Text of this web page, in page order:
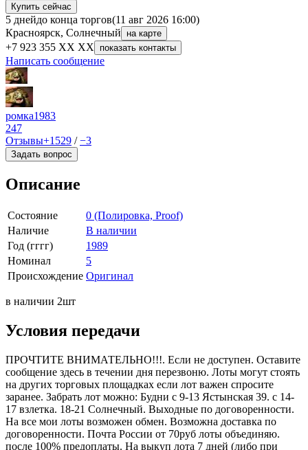
Купить сейчас
5 днейдо конца торгов(11 авг 2026 16:00)
Красноярск, Солнечный
на карте
+7 923 355 XX XX показать контакты
Написать сообщение
ромка1983
247
Отзывы+1529 /−3
Задать вопрос
Описание
Состояние
0 (Полировка, Proof)
Наличие
В наличии
Год (гггг)
1989
Номинал
5
Происхождение Оригинал
в наличии 2шт
Условия передачи
ПРОЧТИТЕ ВНИМАТЕЛЬНО!!!. Если не доступен. Оставите
сообщение здесь в течении дня перезвоню. Лоты могут стоять
на других торговых площадках если лот важен спросите
заранее. Забрать лот можно: Будни с 9-13 Ястынская 39. с 14-
17 взлетка. 18-21 Солнечный. Выходные по договоренности.
На все мои лоты возможен обмен. Возможна доставка по
договоренности. Почта России от 70руб лоты объединяю.
после 100% предоплаты. На выкуп лота 7 дней (либо при